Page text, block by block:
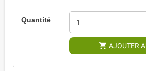
Quantité
shopping_cart AJOUTER